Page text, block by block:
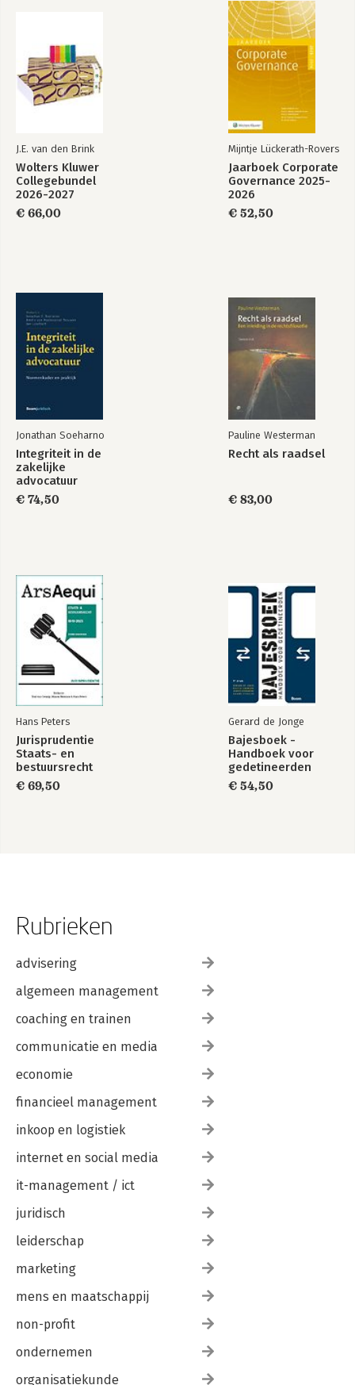
J.E. van den Brink
Wolters Kluwer
Collegebundel
2026-2027
€ 66,00
Mijntje Lückerath-Rovers
Jaarboek Corporate
Governance 2025-
2026
€ 52,50
Jonathan Soeharno
Integriteit in de
zakelijke
advocatuur
€ 74,50
Pauline Westerman
Recht als raadsel
€ 83,00
Hans Peters
Jurisprudentie
Staats- en
bestuursrecht
1849-2025
€ 69,50
Gerard de Jonge
Bajesboek -
Handboek voor
gedetineerden
€ 54,50
Rubrieken
advisering
algemeen management
coaching en trainen
communicatie en media
economie
financieel management
inkoop en logistiek
internet en social media
it-management / ict
juridisch
leiderschap
marketing
mens en maatschappij
non-profit
ondernemen
organisatiekunde